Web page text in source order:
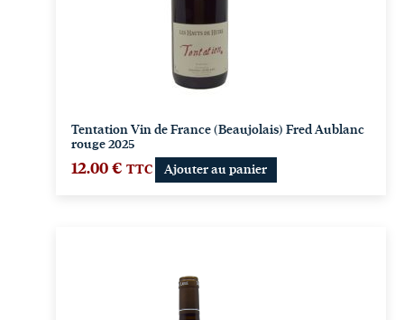
Tentation Vin de France (Beaujolais) Fred Aublanc
rouge 2025
12.00 € TTC Ajouter au panier